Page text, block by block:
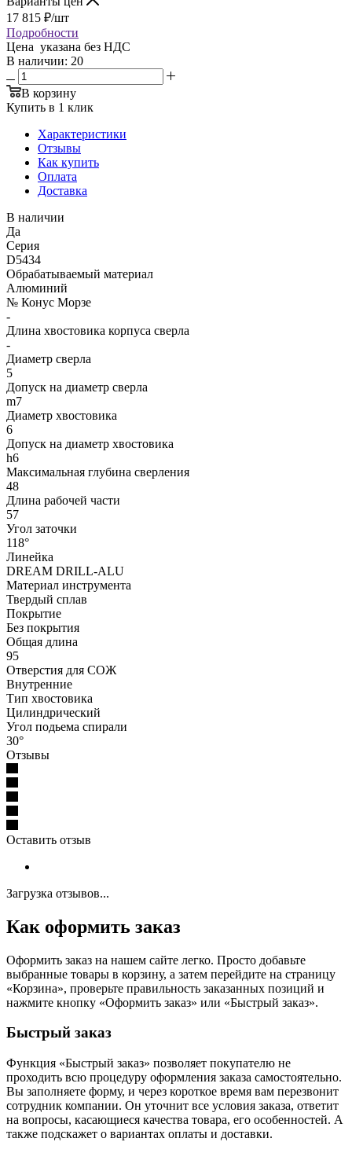
17 815 ₽/шт
Подробности
Цена указана без НДС
В наличии: 20
В корзину
Купить в 1 клик
Характеристики
Отзывы
Как купить
Оплата
Доставка
В наличии
Да
Серия
D5434
Обрабатываемый материал
Алюминий
№ Конус Морзе
-
Длина хвостовика корпуса сверла
-
Диаметр сверла
5
Допуск на диаметр сверла
m7
Диаметр хвостовика
6
Допуск на диаметр хвостовика
h6
Максимальная глубина сверления
48
Длина рабочей части
57
Угол заточки
118°
Линейка
DREAM DRILL-ALU
Материал инструмента
Твердый сплав
Покрытие
Без покрытия
Общая длина
95
Отверстия для СОЖ
Внутренние
Тип хвостовика
Цилиндрический
Угол подьема спирали
30°
Отзывы
Оставить отзыв
Загрузка отзывов...
Как оформить заказ
Оформить заказ на нашем сайте легко. Просто добавьте
выбранные товары в корзину, а затем перейдите на страницу
«Корзина», проверьте правильность заказанных позиций и
нажмите кнопку «Оформить заказ» или «Быстрый заказ».
Быстрый заказ
Функция «Быстрый заказ» позволяет покупателю не
проходить всю процедуру оформления заказа самостоятельно.
Вы заполняете форму, и через короткое время вам перезвонит
сотрудник компании. Он уточнит все условия заказа, ответит
на вопросы, касающиеся качества товара, его особенностей. А
также подскажет о вариантах оплаты и доставки.